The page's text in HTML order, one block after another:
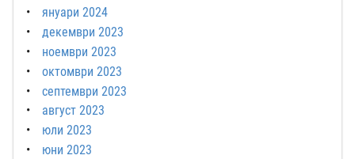
януари 2024
декември 2023
ноември 2023
октомври 2023
септември 2023
август 2023
юли 2023
юни 2023